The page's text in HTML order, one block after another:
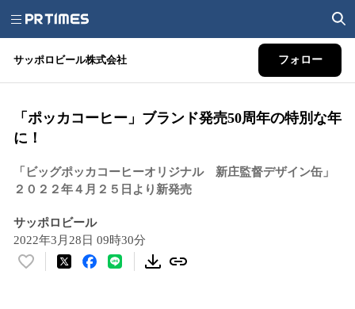
サッポロビール株式会社 フォロー
「ポッカコーヒー」ブランド発売50周年の特別な年
に！
「ビッグポッカコーヒーオリジナル 新庄監督デザイン缶」
２０２２年４月２５日より新発売
サッポロビール
2022年3月28日 09時30分
い